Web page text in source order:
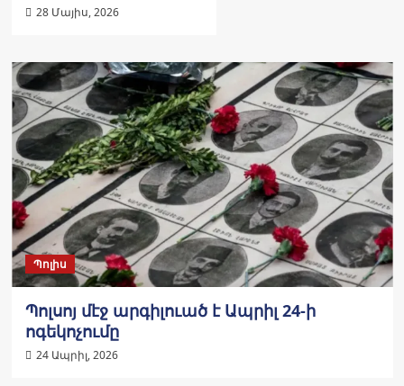
28 Մայիս, 2026
Պոլիս
Պոլսոյ մէջ արգիլուած է Ապրիլ 24-ի
ոգեկոչումը
24 Ապրիլ, 2026